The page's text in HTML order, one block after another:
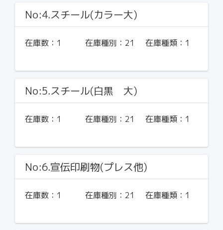
No:4.スチール(カラー大)
在庫数： 1 在庫種別： 21 在庫種類： 1
No:5.スチール(白黒 大)
在庫数： 1 在庫種別： 21 在庫種類： 1
No:6.宣伝印刷物(プレス他)
在庫数： 1 在庫種別： 21 在庫種類： 1